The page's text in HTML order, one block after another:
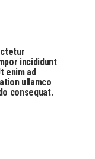
incididunt
enim ad
ullamco
consequat.